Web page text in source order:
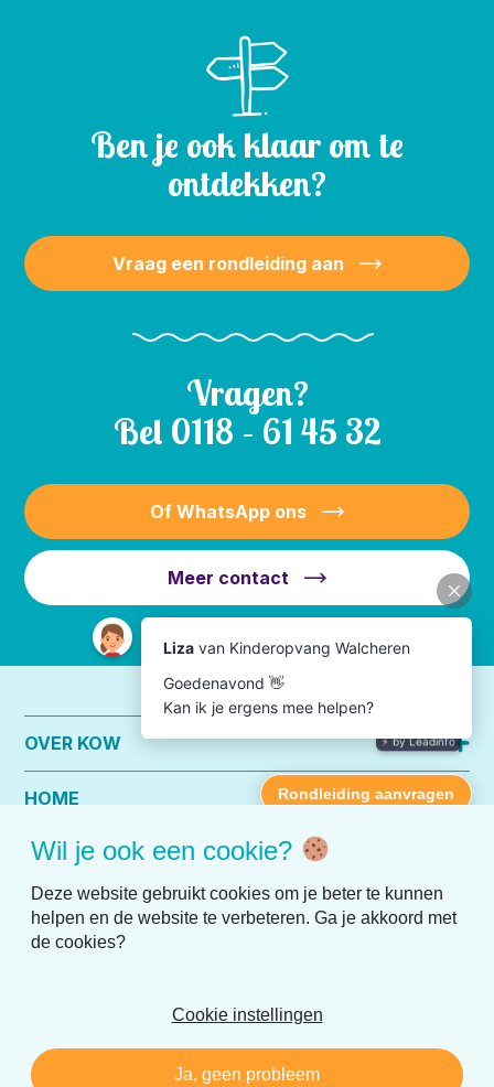
Ben je ook klaar om te
ontdekken?
Vraag een rondleiding aan
Vragen?
Bel 0118 – 61 45 32
Of WhatsApp ons
Meer contact
OVER KOW
HOME
PRAKTISCHE INFO
Wil je ook een cookie?
Deze website gebruikt cookies om je beter te kunnen
helpen en de website te verbeteren. Ga je akkoord met
de cookies?
Cookie instellingen
Ja, geen probleem